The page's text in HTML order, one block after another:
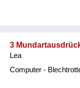
3
Lea
Computer -